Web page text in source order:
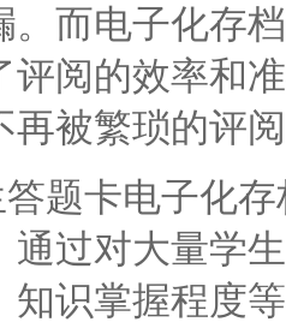
。而电子化存
评阅的效率和
再被繁琐的评
卡电子化存
通过对大量学
知识掌握程度